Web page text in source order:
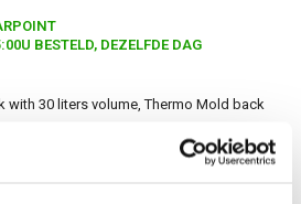
BESTELD, DEZELFDE DAG
with 30 liters volume, Thermo Mold back
configuration....
Toon meer